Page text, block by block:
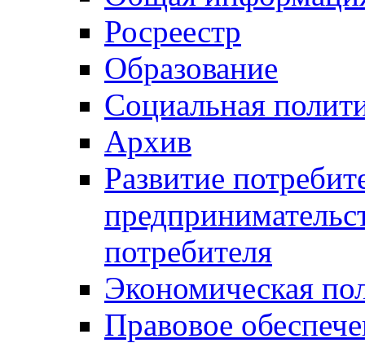
Росреестр
Образование
Социальная
Архив
Развитие
потребителя
Экономическая
Правовое